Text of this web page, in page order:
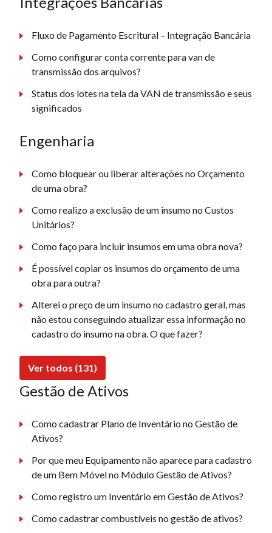
Fluxo de Pagamento Escritural – Integração Bancária
Como configurar conta corrente para van de
transmissão dos arquivos?
Status dos lotes na tela da VAN de transmissão e seus
significados
Engenharia
Como bloquear ou liberar alterações no Orçamento
de uma obra?
Como realizo a exclusão de um insumo no Custos
Unitários?
Como faço para incluir insumos em uma obra nova?
É possível copiar os insumos do orçamento de uma
obra para outra?
Alterei o preço de um insumo no cadastro geral, mas
não estou conseguindo atualizar essa informação no
cadastro do insumo na obra. O que fazer?
Ver todos (131)
Gestão de Ativos
Como cadastrar Plano de Inventário no Gestão de
Ativos?
Por que meu Equipamento não aparece para cadastro
de um Bem Móvel no Módulo Gestão de Ativos?
Como registro um Inventário em Gestão de Ativos?
Como cadastrar combustíveis no gestão de ativos?